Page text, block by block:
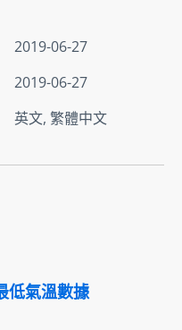
2019-06-27
2019-06-27
英文, 繁體中文
低氣溫數據